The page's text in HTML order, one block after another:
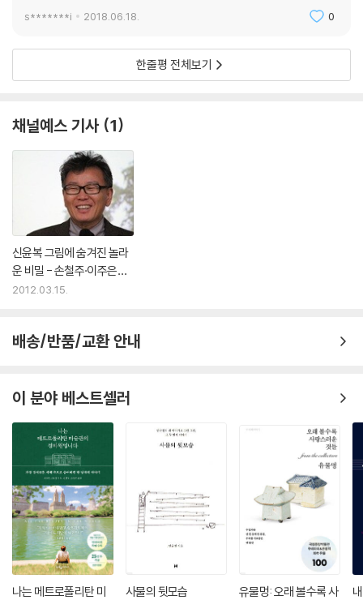
s*******i 2018.06.18. 0
한줄평 전체보기
채널예스 기사 1
신윤복 그림에 숨겨진 놀라
운 비밀 - 손철주·이주은
『다, 그림이다』
2012.03.15.
배송/반품/교환 안내
이 분야 베스트셀러
나는 메트로폴리탄 미
사물의 뒷모습
유물멍: 오래 볼수록 사